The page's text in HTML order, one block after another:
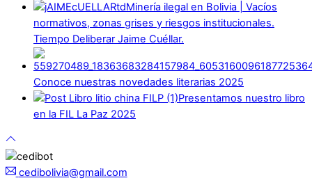
Minería ilegal en Bolivia | Vacíos
normativos, zonas grises y riesgos institucionales.
Tiempo Deliberar Jaime Cuéllar.
Conoce nuestras novedades literarias 2025
Presentamos nuestro libro
en la FIL La Paz 2025
cedibolivia@gmail.com